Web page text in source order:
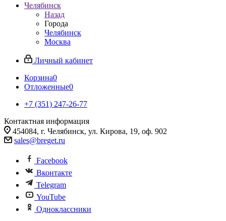
Челябинск
Назад
Города
Челябинск
Москва
Личный кабинет
Корзина0
Отложенные0
+7 (351) 247-26-77
Контактная информация
454084, г. Челябинск, ул. Кирова, 19, оф. 902
sales@breget.ru
Facebook
Вконтакте
Telegram
YouTube
Одноклассники